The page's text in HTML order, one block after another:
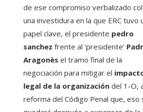
de ese compromiso verbalizado
una investidura en la que ERC tuvo
papel clave, el presidente pedro
sanchez frente al ‘presidente’
Aragonès el tramo final de la
negociación para mitigar el
legal de la organización del 1-O,
reforma del Código Penal que, eso